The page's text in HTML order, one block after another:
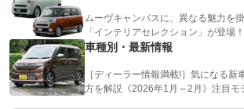
ムーヴキャンバスに、異なる魅力を
「インテリアセレクション」が登場
車種別・最新情報
［ディーラー情報満載!］気になる新
方を解説《2026年1月～2月》注目